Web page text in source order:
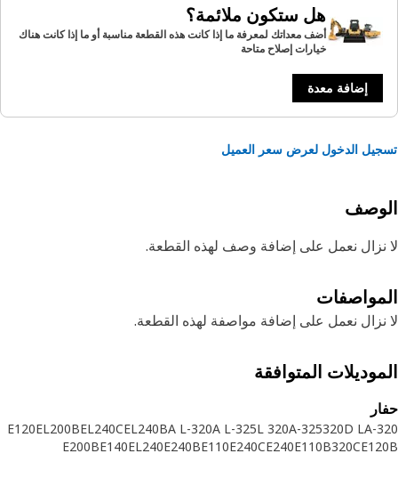
هل ستكون ملائمة؟
أضف معداتك لمعرفة ما إذا كانت هذه القطعة مناسبة أو ما إذا كانت هناك
خيارات إصلاح متاحة
إضافة معدة
الدخول لعرض سعر العميل
نزال نعمل على إضافة وصف لهذه القطعة.
نعمل على إضافة مواصفة لهذه القطعة.
المتوافقة
320D L
325-A
320 L
325-A L
320-A L
EL240B
EL240C
EL200B
E120
320C
E110B
E240
E240C
E110
E240B
EL240
E140
E200B